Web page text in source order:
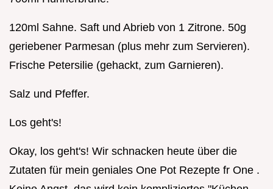
120ml Sahne. Saft und Abrieb von 1 Zitrone. 50g
geriebener Parmesan (plus mehr zum Servieren).
Frische Petersilie (gehackt, zum Garnieren).
Salz und Pfeffer.
Los geht's!
Okay, los geht's! Wir schnacken heute über die
Zutaten für mein geniales One Pot Rezepte fr One .